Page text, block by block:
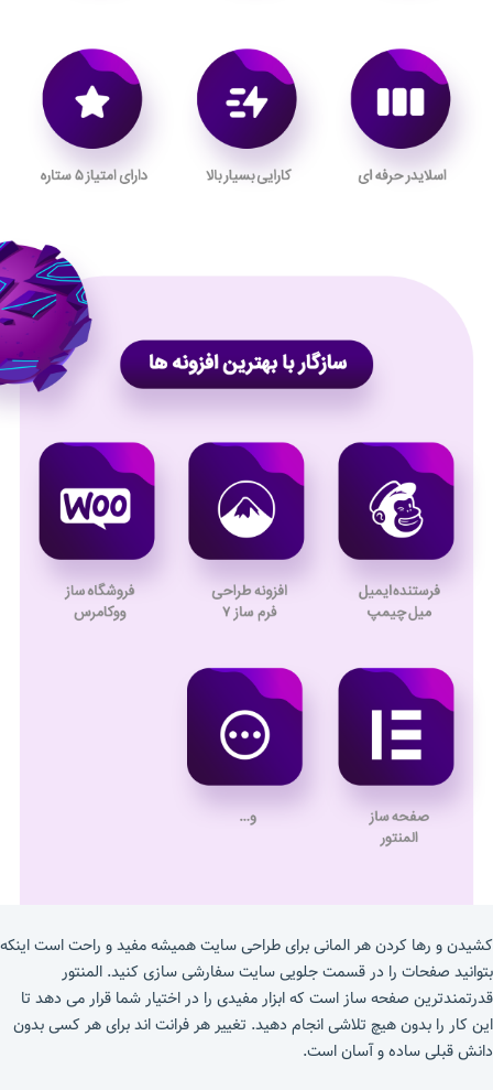
کشیدن و رها کردن هر المانی برای طراحی سایت همیشه مفید و راحت است اینکه
بتوانید صفحات را در قسمت جلویی سایت سفارشی سازی کنید. المنتور
قدرتمندترین صفحه ساز است که ابزار مفیدی را در اختیار شما قرار می دهد تا
این کار را بدون هیچ تلاشی انجام دهید. تغییر هر فرانت اند برای هر کسی بدون
دانش قبلی ساده و آسان است.